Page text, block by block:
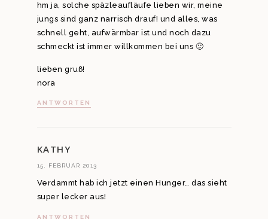
hm ja, solche späzleaufläufe lieben wir, meine
jungs sind ganz narrisch drauf! und alles, was
schnell geht, aufwärmbar ist und noch dazu
schmeckt ist immer willkommen bei uns 🙂
lieben gruß!
nora
ANTWORTEN
KATHY
15. FEBRUAR 2013
Verdammt hab ich jetzt einen Hunger… das sieht
super lecker aus!
ANTWORTEN